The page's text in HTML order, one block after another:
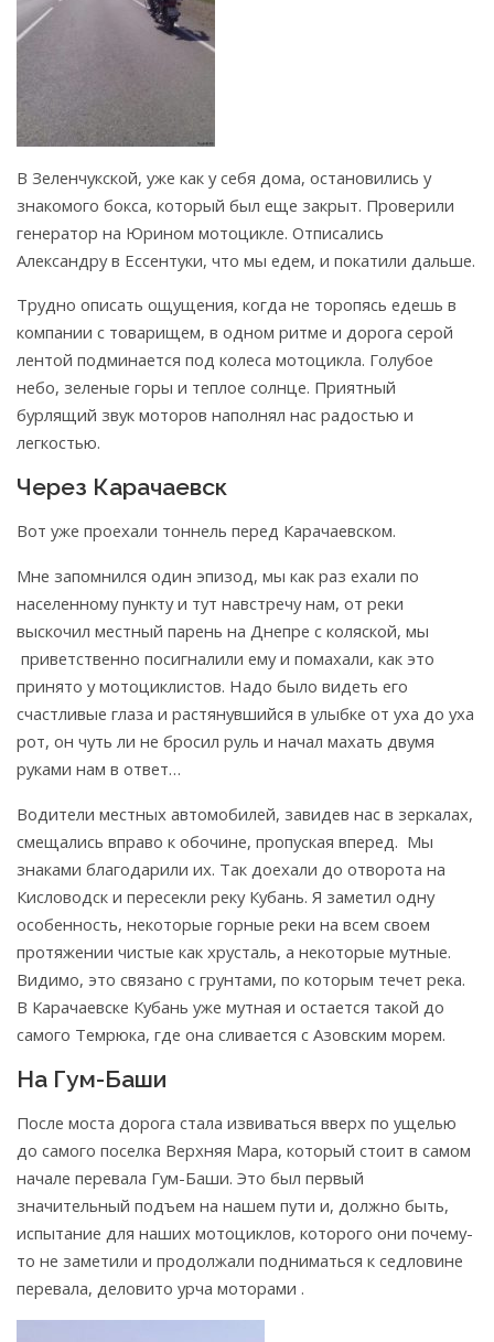
В Зеленчукской, уже как у себя дома, остановились у
знакомого бокса, который был еще закрыт. Проверили
генератор на Юрином мотоцикле. Отписались
Александру в Ессентуки, что мы едем, и покатили дальше.
Трудно описать ощущения, когда не торопясь едешь в
компании с товарищем, в одном ритме и дорога серой
лентой подминается под колеса мотоцикла. Голубое
небо, зеленые горы и теплое солнце. Приятный
бурлящий звук моторов наполнял нас радостью и
легкостью.
Через Карачаевск
Вот уже проехали тоннель перед Карачаевском.
Мне запомнился один эпизод, мы как раз ехали по
населенному пункту и тут навстречу нам, от реки
выскочил местный парень на Днепре с коляской, мы
приветственно посигналили ему и помахали, как это
принято у мотоциклистов. Надо было видеть его
счастливые глаза и растянувшийся в улыбке от уха до уха
рот, он чуть ли не бросил руль и начал махать двумя
руками нам в ответ…
Водители местных автомобилей, завидев нас в зеркалах,
смещались вправо к обочине, пропуская вперед. Мы
знаками благодарили их. Так доехали до отворота на
Кисловодск и пересекли реку Кубань. Я заметил одну
особенность, некоторые горные реки на всем своем
протяжении чистые как хрусталь, а некоторые мутные.
Видимо, это связано с грунтами, по которым течет река.
В Карачаевске Кубань уже мутная и остается такой до
самого Темрюка, где она сливается с Азовским морем.
На Гум-Баши
После моста дорога стала извиваться вверх по ущелью
до самого поселка Верхняя Мара, который стоит в самом
начале перевала Гум-Баши. Это был первый
значительный подъем на нашем пути и, должно быть,
испытание для наших мотоциклов, которого они почему-
то не заметили и продолжали подниматься к седловине
перевала, деловито урча моторами .